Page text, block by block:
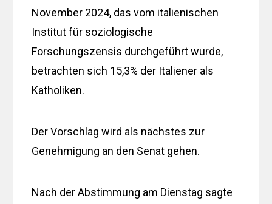
November 2024, das vom italienischen
Institut für soziologische
Forschungszensis durchgeführt wurde,
betrachten sich 15,3% der Italiener als
Katholiken.
Der Vorschlag wird als nächstes zur
Genehmigung an den Senat gehen.
Nach der Abstimmung am Dienstag sagte